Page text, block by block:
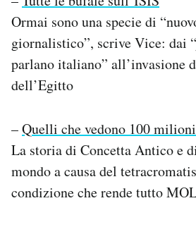
Ormai sono una specie di
giornalistico”, scrive Vice: dai
parlano italiano” all’invasione
dell’Egitto
–Quelli che vedono 100
La storia di Concetta Antico e
mondo a causa del
condizione che rende tutto